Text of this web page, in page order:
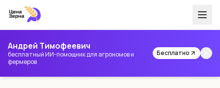
Андрей Тимофеевич
бесплатный ИИ-помощник для агрономов и
фермеров
Бесплатно